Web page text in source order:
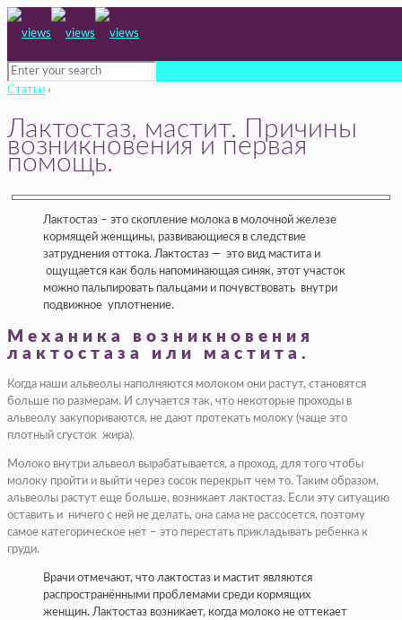
Статьи ›
Лактостаз, мастит. Причины
возникновения и первая
помощь.
Лактостаз – это скопление молока в молочной железе
кормящей женщины, развивающиеся в следствие
затруднения оттока. Лактостаз — это вид мастита и
ощущается как боль напоминающая синяк, этот участок
можно пальпировать пальцами и почувствовать внутри
подвижное уплотнение.
Механика возникновения
лактостаза или мастита.
Когда наши альвеолы наполняются молоком они растут, становятся
больше по размерам. И случается так, что некоторые проходы в
альвеолу закупориваются, не дают протекать молоку (чаще это
плотный сгусток жира).
Молоко внутри альвеол вырабатывается, а проход, для того чтобы
молоку пройти и выйти через сосок перекрыт чем то. Таким образом,
альвеолы растут еще больше, возникает лактостаз. Если эту ситуацию
оставить и ничего с ней не делать, она сама не рассосется, поэтому
самое категорическое нет – это перестать прикладывать ребенка к
груди.
Врачи отмечают, что лактостаз и мастит являются
распространёнными проблемами среди кормящих
женщин. Лактостаз возникает, когда молоко не оттекает